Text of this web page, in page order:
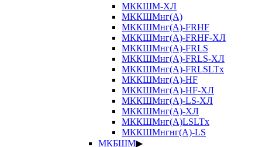
МККШМ-ХЛ
МККШМнг(А)
МККШМнг(А)-FRHF
МККШМнг(А)-FRHF-ХЛ
МККШМнг(А)-FRLS
МККШМнг(А)-FRLS-ХЛ
МККШМнг(А)-FRLSLTx
МККШМнг(А)-HF
МККШМнг(А)-HF-ХЛ
МККШМнг(А)-LS-ХЛ
МККШМнг(А)-ХЛ
МККШМнг(А)LSLTx
МККШМнгнг(А)-LS
МКБШМ▶